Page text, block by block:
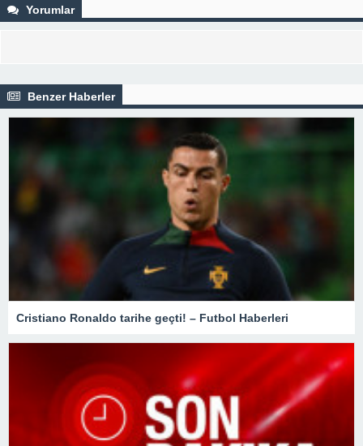
Yorumlar
Benzer Haberler
Cristiano Ronaldo tarihe geçti! – Futbol Haberleri